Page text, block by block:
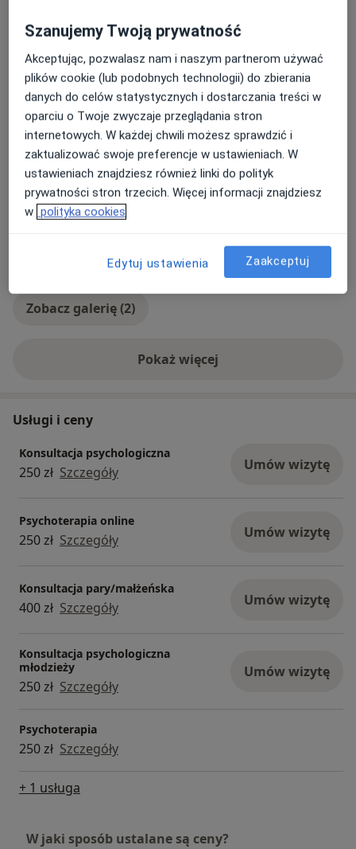
Dzieci w wieku od 14 lat (Tylko pod niektórymi
adresami)
Rodzaje konsultacji
StacjonarneZobacz lokalizacje (1)
Konsultacje onlineZobacz kalendarz online
Zdjęcia i filmy
Zobacz galerię (2)
Pokaż więcejo doświadczeniu
Usługi i ceny
Konsultacja psychologiczna
250 zł Szczegóły Umów wizytę
Psychoterapia online
250 zł Szczegóły Umów wizytę
Konsultacja pary/małżeńska
400 zł Szczegóły Umów wizytę
Konsultacja psychologiczna
młodzieży
250 zł Szczegóły
Umów wizytę
Psychoterapia
250 zł Szczegóły
+ 1 usługa
W jaki sposób ustalane są ceny?
Szanujemy Twoją prywatność
Akceptując, pozwalasz nam i naszym partnerom używać
plików cookie (lub podobnych technologii) do zbierania
danych do celów statystycznych i dostarczania treści w
oparciu o Twoje zwyczaje przeglądania stron
internetowych. W każdej chwili możesz sprawdzić i
zaktualizować swoje preferencje w ustawieniach. W
ustawieniach znajdziesz również linki do polityk
prywatności stron trzecich. Więcej informacji znajdziesz
w polityka cookies
Edytuj ustawienia Zaakceptuj